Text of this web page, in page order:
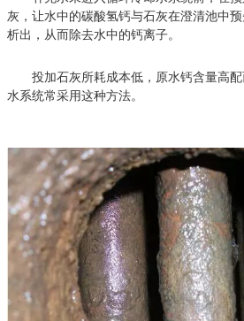
灰，让水中的碳酸氢钙与石灰在澄清池中
析出，从而除去水中的钙离子。
投加石灰所耗成本低，原水钙含量高配
水系统常采用这种方法。